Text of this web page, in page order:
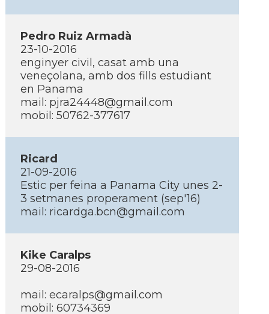
Pedro Ruiz Armadà
23-10-2016
enginyer civil, casat amb una
veneçolana, amb dos fills estudiant
en Panama
mail: pjra24448@gmail.com
mobil: 50762-377617
Ricard
21-09-2016
Estic per feina a Panama City unes 2-
3 setmanes properament (sep'16)
mail: ricardga.bcn@gmail.com
Kike Caralps
29-08-2016
mail: ecaralps@gmail.com
mobil: 60734369